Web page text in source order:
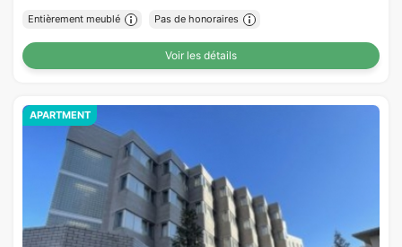
Entièrement meublé Pas de honoraires
Voir les détails
APARTMENT